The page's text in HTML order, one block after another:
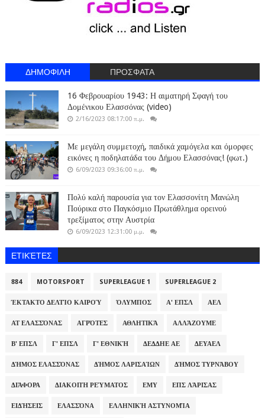
ΔΗΜΟΦΙΛΗ ΠΡΟΣΦΑΤΑ
16 Φεβρουαρίου 1943: Η αιματηρή Σφαγή του
Δομένικου Ελασσόνας (video)
2/16/2023 08:17:00 π.μ.
Με μεγάλη συμμετοχή, παιδικά χαμόγελα και όμορφες
εικόνες η ποδηλατάδα του Δήμου Ελασσόνας! (φωτ.)
6/09/2023 09:36:00 π.μ.
Πολύ καλή παρουσία για τον Ελασσονίτη Μανώλη
Πούρικα στο Παγκόσμιο Πρωτάθλημα ορεινού
τρεξίματος στην Αυστρία
6/09/2023 12:31:00 μ.μ.
ΕΤΙΚΈΤΕΣ
884 MOTORSPORT SUPERLEAGUE 1 SUPERLEAGUE 2
ΈΚΤΑΚΤΟ ΔΕΛΤΊΟ ΚΑΙΡΟΎ ΌΛΥΜΠΟΣ Α' ΕΠΣΛ ΑΕΛ
ΑΤ ΕΛΑΣΣΌΝΑΣ ΑΓΡΌΤΕΣ ΑΘΛΗΤΙΚΆ ΑΛΛΆΖΟΥΜΕ
Β' ΕΠΣΛ Γ' ΕΠΣΛ Γ' ΕΘΝΙΚΉ ΔΕΔΔΗΕ ΑΕ ΔΕΥΑΕΛ
ΔΉΜΟΣ ΕΛΑΣΣΌΝΑΣ ΔΉΜΟΣ ΛΑΡΙΣΑΊΩΝ ΔΉΜΟΣ ΤΥΡΝΆΒΟΥ
ΔΙΆΦΟΡΑ ΔΙΑΚΟΠΉ ΡΕΎΜΑΤΟΣ ΕΜΥ ΕΠΣ ΛΆΡΙΣΑΣ
ΕΙΔΉΣΕΙΣ ΕΛΑΣΣΌΝΑ ΕΛΛΗΝΙΚΉ ΑΣΤΥΝΟΜΊΑ